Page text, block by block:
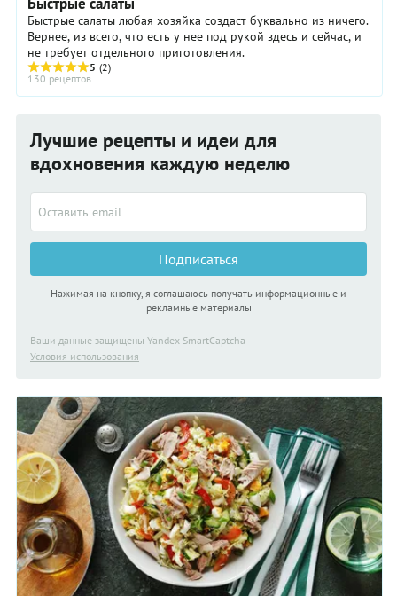
Быстрые салаты
Быстрые салаты любая хозяйка создаст буквально из ничего.
Вернее, из всего, что есть у нее под рукой здесь и сейчас, и
не требует отдельного приготовления.
5 (2)
130 рецептов
Лучшие рецепты и идеи для
вдохновения каждую неделю
Подписаться
Нажимая на кнопку, я соглашаюсь получать информационные и
рекламные материалы
Ваши данные защищены Yandex SmartCaptcha
Условия использования